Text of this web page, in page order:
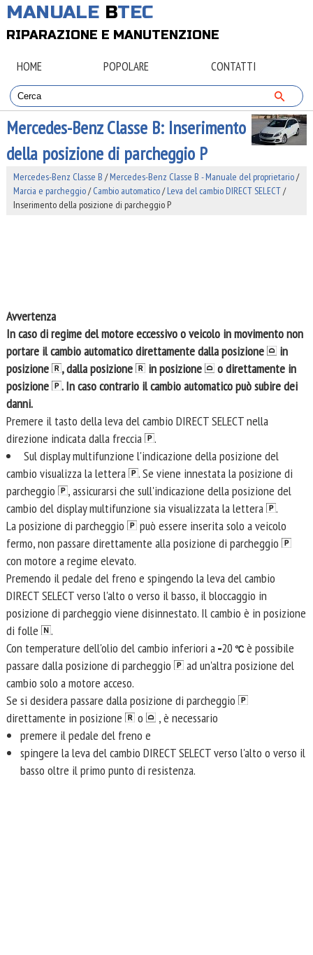
MANUALE BTEC
RIPARAZIONE E MANUTENZIONE
HOME POPOLARE CONTATTI
Mercedes-Benz Classe B: Inserimento
della posizione di parcheggio P
Mercedes-Benz Classe B /Mercedes-Benz Classe B - Manuale del proprietario/
Marcia e parcheggio/Cambio automatico/Leva del cambio DIRECT SELECT/
Inserimento della posizione di parcheggio P
Avvertenza
In caso di regime del motore eccessivo o veicolo in movimento non
portare il cambio automatico direttamente dalla posizione
in
posizione
, dalla posizione in posizione
o direttamente in
posizione
. In caso contrario il cambio automatico può subire dei
danni.
Premere il tasto della leva del cambio DIRECT SELECT nella
direzione indicata dalla freccia
.
Sul display multifunzione l'indicazione della posizione del
cambio visualizza la lettera
. Se viene innestata la posizione di
parcheggio
, assicurarsi che sull'indicazione della posizione del
cambio del display multifunzione sia visualizzata la lettera
.
La posizione di parcheggio
può essere inserita solo a veicolo
fermo, non passare direttamente alla posizione di parcheggio
con motore a regime elevato.
Premendo il pedale del freno e spingendo la leva del cambio
DIRECT SELECT verso l'alto o verso il basso, il bloccaggio in
posizione di parcheggio viene disinnestato. Il cambio è in posizione
di folle
.
Con temperature dell'olio del cambio inferiori a 20
è possibile
passare dalla posizione di parcheggio
ad un'altra posizione del
cambio solo a motore acceso.
Se si desidera passare dalla posizione di parcheggio
direttamente in posizione
o
, è necessario
premere il pedale del freno e
spingere la leva del cambio DIRECT SELECT verso l'alto o verso il
basso oltre il primo punto di resistenza.